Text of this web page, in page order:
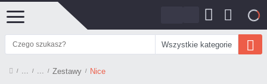
0
Wszystkie kategorie
Zestawy Nice